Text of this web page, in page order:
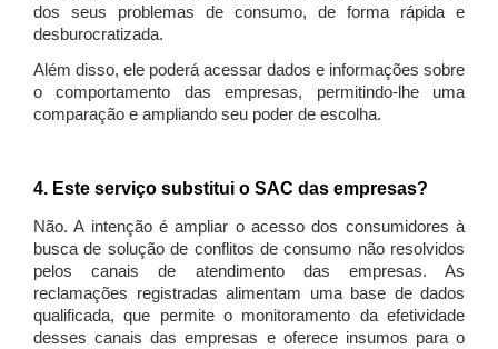
dos seus problemas de consumo, de forma rápida e
desburocratizada.
Além disso, ele poderá acessar dados e informações sobre
o comportamento das empresas, permitindo-lhe uma
comparação e ampliando seu poder de escolha.
4. Este serviço substitui o SAC das empresas?
Não. A intenção é ampliar o acesso dos consumidores à
busca de solução de conflitos de consumo não resolvidos
pelos canais de atendimento das empresas. As
reclamações registradas alimentam uma base de dados
qualificada, que permite o monitoramento da efetividade
desses canais das empresas e oferece insumos para o